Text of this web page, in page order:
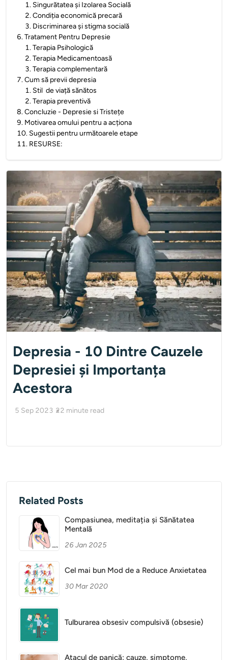
1. Singurătatea și Izolarea Socială
2.Condiția economică precară
3. Discriminarea și stigma socială
6.Tratament Pentru Depresie
1.Terapia Psihologică
2.Terapia Medicamentoasă
3.Terapia complementară
7.Cum să previi depresia
1. Stil de viață sănătos
2.Terapia preventivă
8.Concluzie - Depresie si Tristețe
9. Motivarea omului pentru a acționa
10. Sugestii pentru următoarele etape
11. RESURSE:
Depresia - 10 Dintre Cauzele
Depresiei și Importanța
Acestora
5 Sep 2023 22 minute read
Related Posts
Compasiunea, meditația și Sănătatea
Mentală
26 Jan 2025
Cel mai bun Mod de a Reduce Anxietatea
30 Mar 2020
Tulburarea obsesiv compulsivă (obsesie)
Atacul de panică: cauze, simptome,